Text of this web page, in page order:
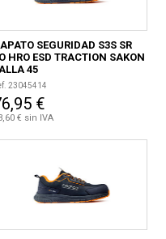
SEGURIDAD S3S SR
HRO ESD TRACTION SAKON
45
23045414
€
€ sin IVA